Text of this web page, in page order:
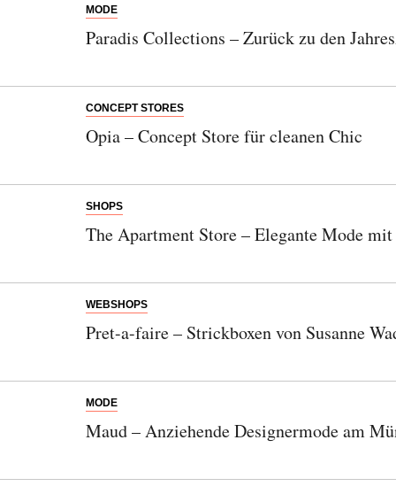
MODE
Paradis Collections – Zurück zu den
CONCEPT STORES
Opia – Concept Store für cleanen Chic
SHOPS
The Apartment Store – Elegante Mode
WEBSHOPS
Pret-a-faire – Strickboxen von Susanne
MODE
Maud – Anziehende Designermode am